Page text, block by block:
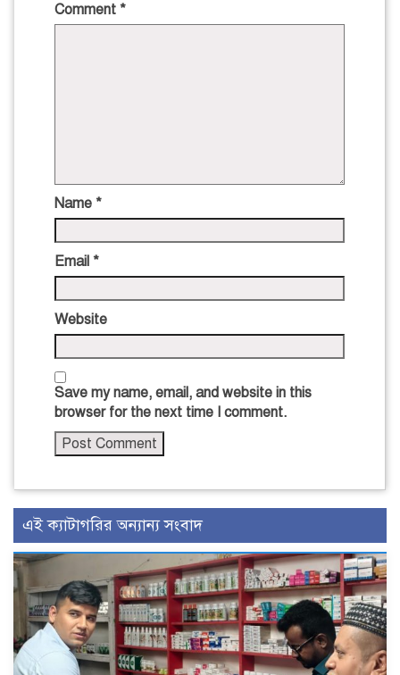
Comment *
Name *
Email *
Website
Save my name, email, and website in this
browser for the next time I comment.
এই ক্যাটাগরির অন্যান্য সংবাদ